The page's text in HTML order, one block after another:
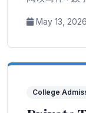
May 13, 2026
College